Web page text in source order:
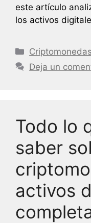
este artículo
los activos
Categorías
Criptomonedas
Deja un
Todo lo
saber
activos